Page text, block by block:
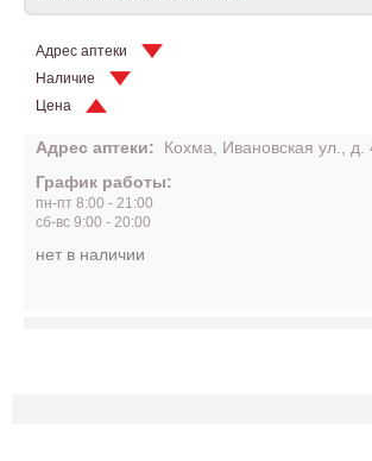
Адрес аптеки
Наличие
Цена
Адрес аптеки:
Кохма, Ивановская ул., д.
График работы:
пн-пт 8:00 - 21:00
сб-вс 9:00 - 20:00
нет в наличии